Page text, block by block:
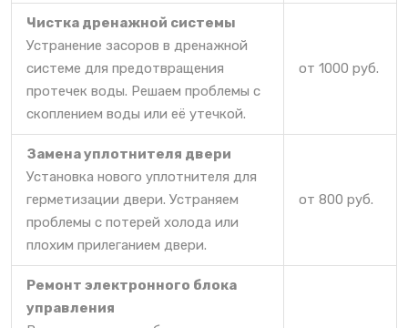
Чистка дренажной системы
Устранение засоров в дренажной
системе для предотвращения
протечек воды. Решаем проблемы с
скоплением воды или её утечкой.
от 1000 руб.
Замена уплотнителя двери
Установка нового уплотнителя для
герметизации двери. Устраняем
проблемы с потерей холода или
плохим прилеганием двери.
от 800 руб.
Ремонт электронного блока
управления